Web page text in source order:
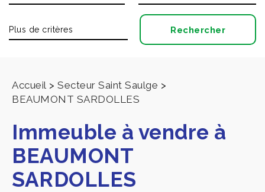
Accueil > Secteur Saint Saulge >
BEAUMONT SARDOLLES
Immeuble à vendre à
BEAUMONT
SARDOLLES